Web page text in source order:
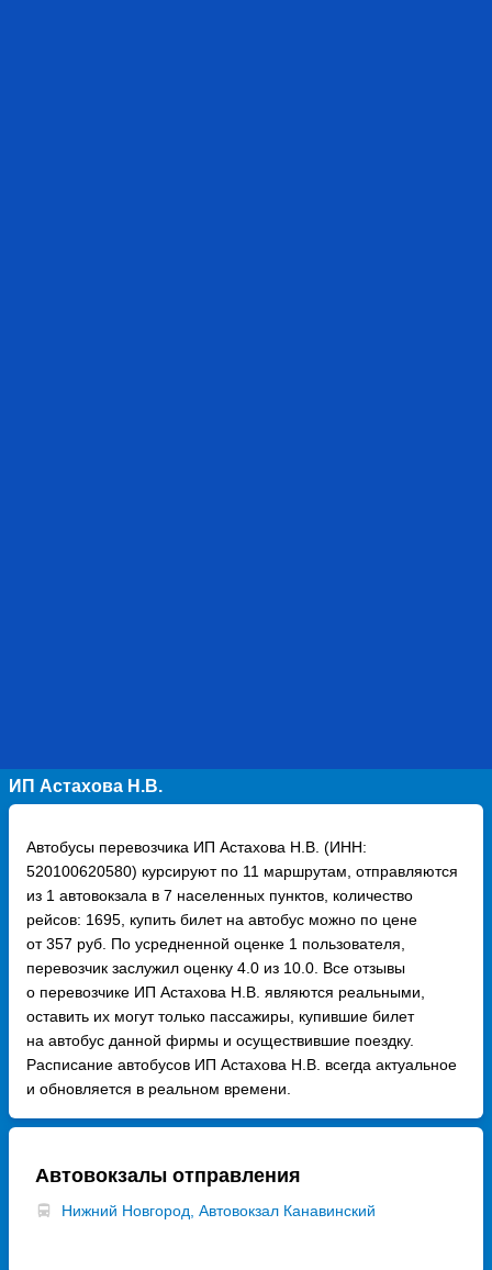
ИП Астахова Н.В.
Автобусы перевозчика ИП Астахова Н.В. (ИНН:
520100620580) курсируют по 11 маршрутам, отправляются
из 1 автовокзала в 7 населенных пунктов, количество
рейсов: 1695, купить билет на автобус можно по цене
от 357 руб. По усредненной оценке 1 пользователя,
перевозчик заслужил оценку 4.0 из 10.0. Все отзывы
о перевозчике ИП Астахова Н.В. являются реальными,
оставить их могут только пассажиры, купившие билет
на автобус данной фирмы и осуществившие поездку.
Расписание автобусов ИП Астахова Н.В. всегда актуальное
и обновляется в реальном времени.
Автовокзалы отправления
Нижний Новгород, Автовокзал Канавинский